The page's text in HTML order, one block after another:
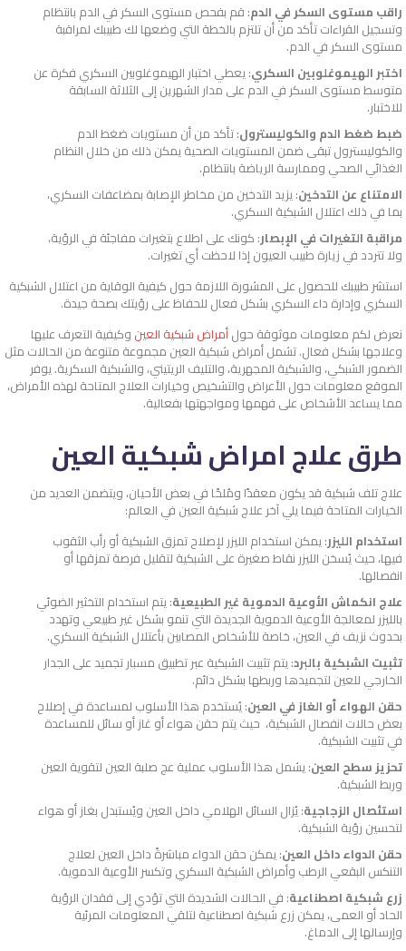
راقب مستوى السكر في الدم: قم بفحص مستوى السكر في الدم بانتظام
وتسجيل القراءات تأكد من أن تلتزم بالخطة التي وضعها لك طبيبك لمراقبة
مستوى السكر في الدم.
اختبر الهيموغلوبين السكري: يعطي اختبار الهيموغلوبين السكري فكرة عن
متوسط مستوى السكر في الدم على مدار الشهرين إلى الثلاثة السابقة
للاختبار.
ضبط ضغط الدم والكوليسترول: تأكد من أن مستويات ضغط الدم
والكوليسترول تبقى ضمن المستويات الصحية يمكن ذلك من خلال النظام
الغذائي الصحي وممارسة الرياضة بانتظام.
الامتناع عن التدخين: يزيد التدخين من مخاطر الإصابة بمضاعفات السكري،
بما في ذلك اعتلال الشبكية السكري.
مراقبة التغيرات في الإبصار: كونك على اطلاع بتغيرات مفاجئة في الرؤية،
ولا تتردد في زيارة طبيب العيون إذا لاحظت أي تغيرات.
استشر طبيبك للحصول على المشورة اللازمة حول كيفية الوقاية من اعتلال الشبكية
السكري وإدارة داء السكري بشكل فعال للحفاظ على رؤيتك بصحة جيدة.
نعرض لكم معلومات موثوقة حولأمراض شبكية العين وكيفية التعرف عليها
وعلاجها بشكل فعال. تشمل أمراض شبكية العين مجموعة متنوعة من الحالات مثل
الضمور الشبكي، والشبكية المجهرية، والتليف الريتيني، والشبكية السكرية. يوفر
الموقع معلومات حول الأعراض والتشخيص وخيارات العلاج المتاحة لهذه الأمراض،
مما يساعد الأشخاص على فهمها ومواجهتها بفعالية.
طرق علاج امراض شبكية العين
علاج تلف شبكية قد يكون معقدًا ومُلحًا في بعض الأحيان، ويتضمن العديد من
الخيارات المتاحة فيما يلي آخر علاج شبكية العين في العالم:
استخدام الليزر: يمكن استخدام الليزر لإصلاح تمزق الشبكية أو رأب الثقوب
فيها، حيث يُسخن الليزر نقاط صغيرة على الشبكية لتقليل فرصة تمزقها أو
انفصالها.
علاج انكماش الأوعية الدموية غير الطبيعية: يتم استخدام التخثير الضوئي
بالليزر لمعالجة الأوعية الدموية الجديدة التي تنمو بشكل غير طبيعي وتهدد
بحدوث نزيف في العين، خاصة للأشخاص المصابين بأعتلال الشبكية السكري.
تثبيت الشبكية بالبرد: يتم تثبيت الشبكية عبر تطبيق مسبار تجميد على الجدار
الخارجي للعين لتجميدها وربطها بشكل دائم.
حقن الهواء أو الغاز في العين: يُستخدم هذا الأسلوب لمساعدة في إصلاح
بعض حالات انفصال الشبكية، حيث يتم حقن هواء أو غاز أو سائل للمساعدة
في تثبيت الشبكية.
تحزيز سطح العين: يشمل هذا الأسلوب عملية عج صلبة العين لتقوية العين
وربط الشبكية.
استئصال الزجاجية: يُزال السائل الهلامي داخل العين ويُستبدل بغاز أو هواء
لتحسين رؤية الشبكية.
حقن الدواء داخل العين: يمكن حقن الدواء مباشرةً داخل العين لعلاج
التنكس البقعي الرطب وأمراض الشبكية السكري وتكسر الأوعية الدموية.
زرع شبكية اصطناعية: في الحالات الشديدة التي تؤدي إلى فقدان الرؤية
الحاد أو العمى، يمكن زرع شبكية اصطناعية لتلقي المعلومات المرئية
وإرسالها إلى الدماغ.